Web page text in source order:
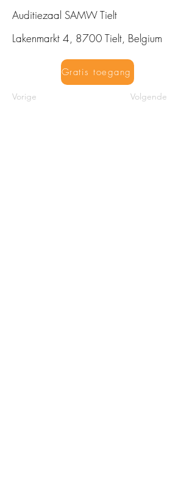
Auditiezaal SAMW Tielt
Lakenmarkt 4, 8700 Tielt, Belgium
Gratis toegang
Vorige Volgende